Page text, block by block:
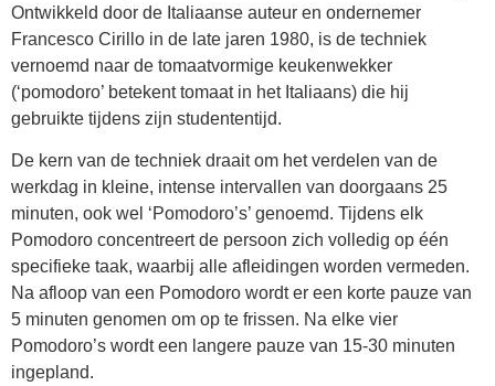
Ontwikkeld door de Italiaanse auteur en ondernemer
Francesco Cirillo in de late jaren 1980, is de techniek
vernoemd naar de tomaatvormige keukenwekker
(‘pomodoro’ betekent tomaat in het Italiaans) die hij
gebruikte tijdens zijn studententijd.
De kern van de techniek draait om het verdelen van de
werkdag in kleine, intense intervallen van doorgaans 25
minuten, ook wel ‘Pomodoro’s’ genoemd. Tijdens elk
Pomodoro concentreert de persoon zich volledig op één
specifieke taak, waarbij alle afleidingen worden vermeden.
Na afloop van een Pomodoro wordt er een korte pauze van
5 minuten genomen om op te frissen. Na elke vier
Pomodoro’s wordt een langere pauze van 15-30 minuten
ingepland.